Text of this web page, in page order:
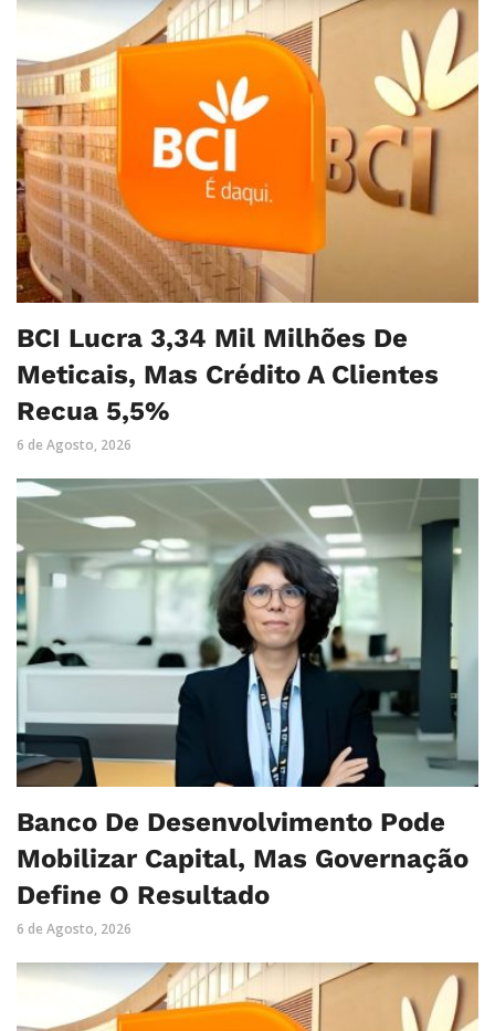
BCI Lucra 3,34 Mil Milhões De
Meticais, Mas Crédito A Clientes
Recua 5,5%
6 de Agosto, 2026
Banco De Desenvolvimento Pode
Mobilizar Capital, Mas Governação
Define O Resultado
6 de Agosto, 2026